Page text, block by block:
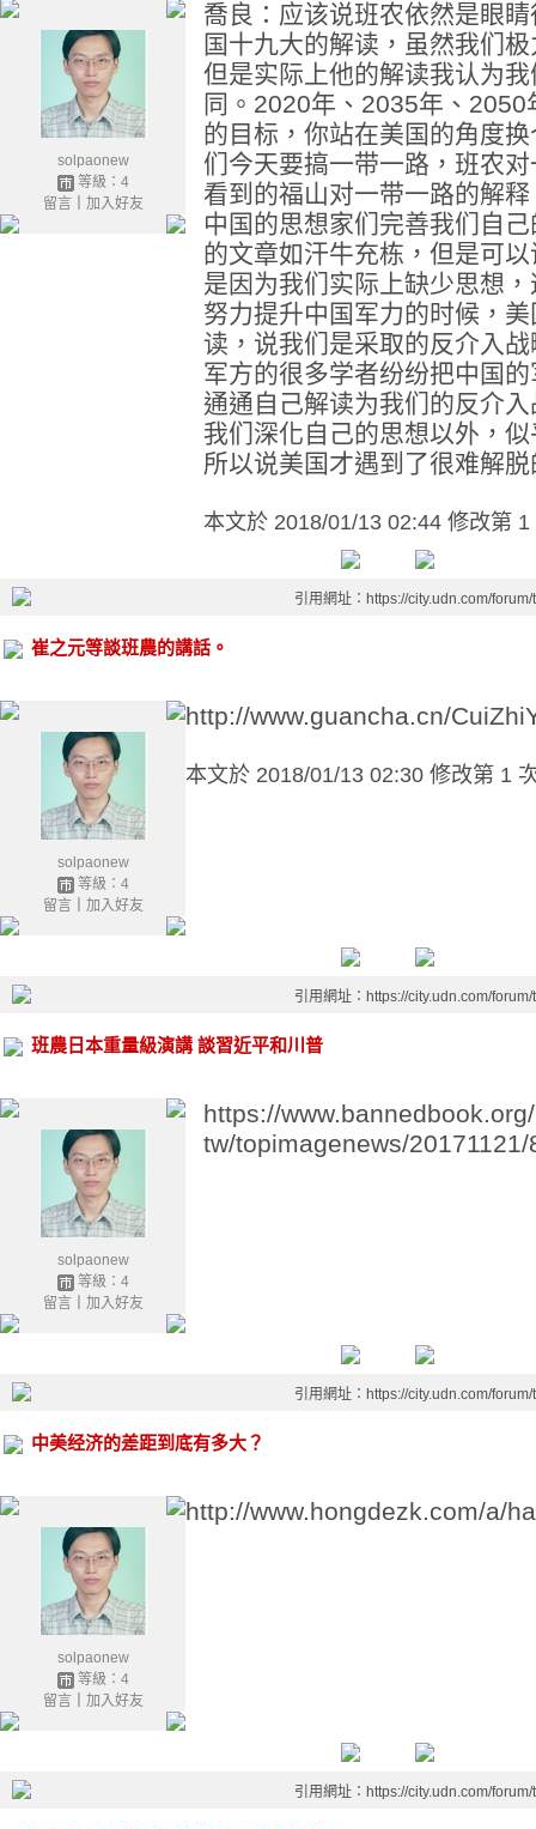
solpaonew
等級：4
留言｜ 加入好友
喬良：应该说班农依然是眼
国十九大的解读，虽然我们
但是实际上他的解读我认为
同。2020年、2035年、2050
的目标，你站在美国的角度
们今天要搞一带一路，班农
看到的福山对一带一路的解
中国的思想家们完善我们自
的文章如汗牛充栋，但是可
是因为我们实际上缺少思想
努力提升中国军力的时候，
读，说我们是采取的反介入
军方的很多学者纷纷把中国
通通自己解读为我们的反介
我们深化自己的思想以外，
所以说美国才遇到了很难解
本文於 2018/01/13 02:44 修改第 1
引用網址：https://city.udn.com/
崔之元等談班農的講話。
solpaonew
等級：4
留言｜ 加入好友
http://www.guancha.cn/
本文於 2018/01/13 02:30 修改第 1
引用網址：https://city.udn.com/
班農日本重量級演講 談習近平和川普
solpaonew
等級：4
留言｜ 加入好友
https://
tw/topimagenews/
引用網址：https://city.udn.com/
中美经济的差距到底有多大？
solpaonew
等級：4
留言｜ 加入好友
http://www.hongdezk.com/a/
引用網址：https://city.udn.com/